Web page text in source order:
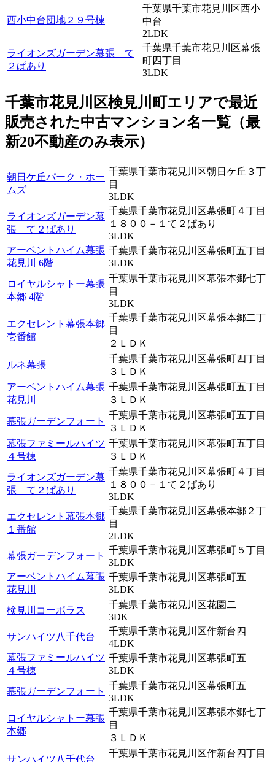
西小中台団地２９号棟
千葉県千葉市花見川区西小
中台
2LDK
ライオンズガーデン幕張 て
２ぱあり
千葉県千葉市花見川区幕張
町四丁目
3LDK
千葉市花見川区検見川町エリアで最近
販売された中古マンション名一覧（最
新20不動産のみ表示）
朝日ケ丘パーク・ホー
ムズ
千葉県千葉市花見川区朝日ケ丘３丁
目
3LDK
ライオンズガーデン幕
張 て２ぱあり
千葉県千葉市花見川区幕張町４丁目
１８００－１て２ぱあり
3LDK
アーベントハイム幕張
花見川 6階
千葉県千葉市花見川区幕張町五丁目
3LDK
ロイヤルシャトー幕張
本郷 4階
千葉県千葉市花見川区幕張本郷七丁
目
3LDK
エクセレント幕張本郷
壱番館
千葉県千葉市花見川区幕張本郷二丁
目
２ＬＤＫ
ルネ幕張
千葉県千葉市花見川区幕張町四丁目
３ＬＤＫ
アーベントハイム幕張
花見川
千葉県千葉市花見川区幕張町五丁目
３ＬＤＫ
幕張ガーデンフォート
千葉県千葉市花見川区幕張町五丁目
３ＬＤＫ
幕張ファミールハイツ
４号棟
千葉県千葉市花見川区幕張町五丁目
３ＬＤＫ
ライオンズガーデン幕
張 て２ぱあり
千葉県千葉市花見川区幕張町４丁目
１８００－１て２ぱあり
3LDK
エクセレント幕張本郷
１番館
千葉県千葉市花見川区幕張本郷２丁
目
2LDK
幕張ガーデンフォート
千葉県千葉市花見川区幕張町５丁目
3LDK
アーベントハイム幕張
花見川
千葉県千葉市花見川区幕張町五
3LDK
検見川コーポラス
千葉県千葉市花見川区花園二
3DK
サンハイツ八千代台
千葉県千葉市花見川区作新台四
4LDK
幕張ファミールハイツ
４号棟
千葉県千葉市花見川区幕張町五
3LDK
幕張ガーデンフォート
千葉県千葉市花見川区幕張町五
3LDK
ロイヤルシャトー幕張
本郷
千葉県千葉市花見川区幕張本郷七丁
目
３ＬＤＫ
サンハイツ八千代台
千葉県千葉市花見川区作新台四丁目